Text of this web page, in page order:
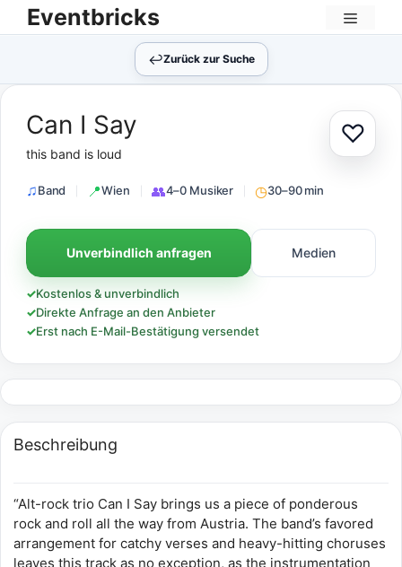
Zum
Inhalt
Eventbricks
Menü
↩︎Zurück zur Suche
♡Zur
Can I Say
this band is loud
Band Wien 4–0 Musiker 30–90 min
Unverbindlich anfragen Medien
✓Kostenlos & unverbindlich
✓Direkte Anfrage an den Anbieter
✓Erst nach E-Mail-Bestätigung versendet
Beschreibung
“Alt-rock trio Can I Say brings us a piece of ponderous
rock and roll all the way from Austria. The band’s favored
arrangement for catchy verses and heavy-hitting choruses
leaves this track as no exception, as the instrumentation